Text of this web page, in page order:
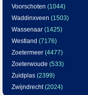
Voorschoten (1044)
Waddinxveen (1503)
Wassenaar (1425)
Westland (7176)
Zoetermeer (4477)
Zoeterwoude (533)
Zuidplas (2399)
Zwijndrecht(2024)